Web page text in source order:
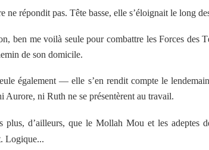
ne répondit pas. Tête basse, elle s’éloignait le long
ben me voilà seule pour combattre les Forces des
de son domicile.
également — elle s’en rendit compte le
Aurore, ni Ruth ne se présentèrent au travail.
plus, d’ailleurs, que le Mollah Mou et les adeptes
Logique...